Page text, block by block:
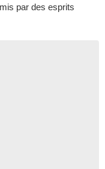
par des esprits